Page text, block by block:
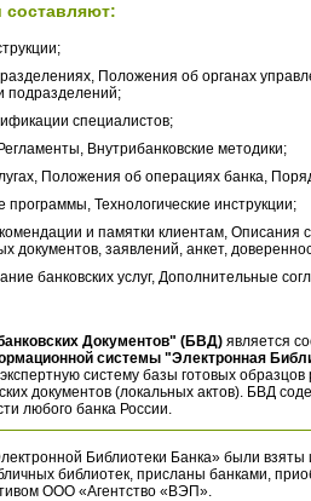
составляют:
Положения об органах
подразделений;
специалистов;
Внутрибанковские методики;
Положения об операциях банка,
Технологические инструкции;
и памятки клиентам, Описания
документов, заявлений, анкет,
банковских услуг, Дополнительные
Документов" (БВД) является
системы "Электронная
систему базы готовых
документов (локальных актов). БВД
любого банка России.
Библиотеки Банка» были взяты
библиотек, присланы банками,
ООО «Агентство «ВЭП».